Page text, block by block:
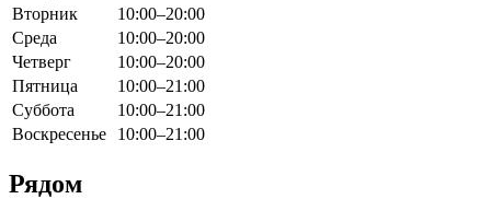
Вторник
10:00–20:00
Среда
10:00–20:00
Четверг
10:00–20:00
Пятница
10:00–21:00
Суббота
10:00–21:00
Воскресенье
10:00–21:00
Рядом